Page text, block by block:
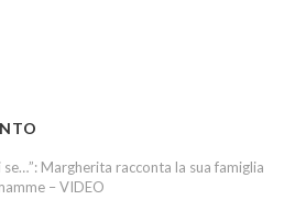
se…”: Margherita racconta la sua famiglia
– VIDEO